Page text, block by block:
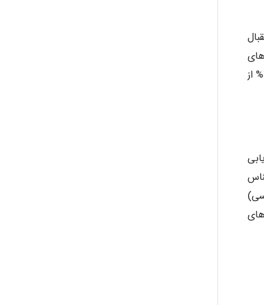
آنتروپومتری آمریکا تعیین شد، این اندازه فقط برای 90% آلمانی ها، 80% فرانسوی ها، 65% هندی ها، 45% ژاپنی ها و 10% از